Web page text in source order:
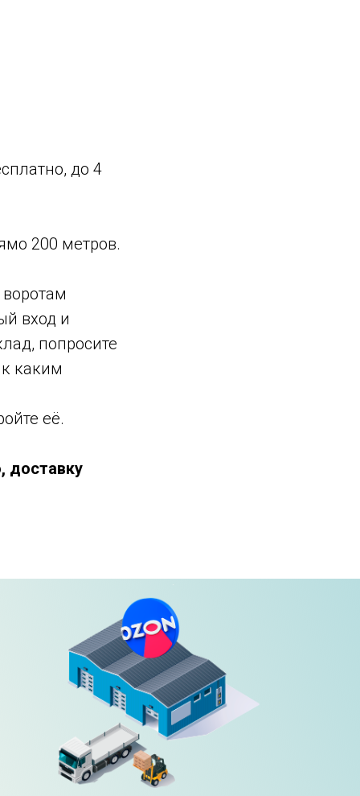
до 4
200 метров.
вход и
попросите
каким
её.
доставку